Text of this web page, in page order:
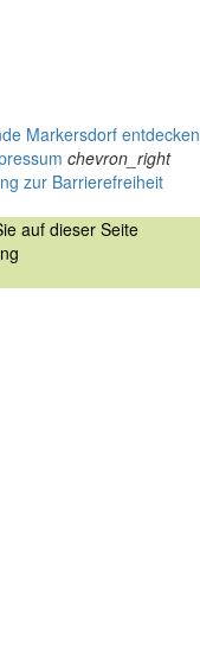
chevron_right
zur Barrierefreiheit
auf dieser Seite